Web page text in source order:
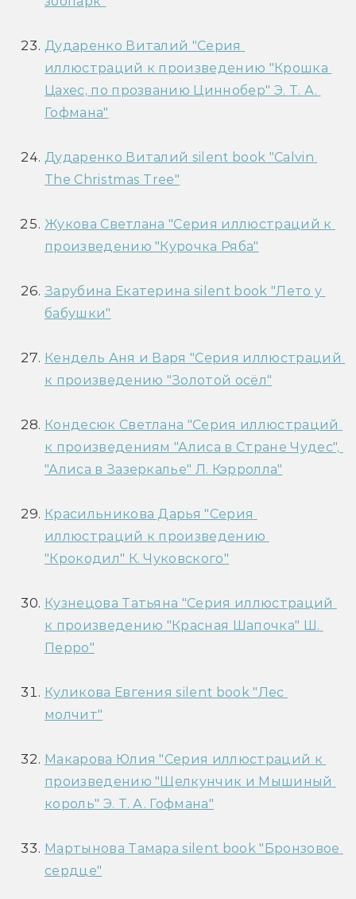
Дударенко Виталий "Серия
иллюстраций к произведению "Крошка
Цахес, по прозванию Циннобер" Э. Т. А.
Гофмана"
Дударенко Виталий silent book "Calvin
The Christmas Tree"
Жукова Светлана "Серия иллюстраций к
произведению "Курочка Ряба"
Зарубина Екатерина silent book "Лето у
бабушки"
Кендель Аня и Варя "Серия иллюстраций
к произведению "Золотой осёл"
Кондесюк Светлана "Серия иллюстраций
к произведениям "Алиса в Стране Чудес",
"Алиса в Зазеркалье" Л. Кэрролла"
Красильникова Дарья "Серия
иллюстраций к произведению
"Крокодил" К. Чуковского"
Кузнецова Татьяна "Серия иллюстраций
к произведению "Красная Шапочка" Ш.
Перро"
Куликова Евгения silent book "Лес
молчит"
Макарова Юлия "Серия иллюстраций к
произведению "Щелкунчик и Мышиный
король" Э. Т. А. Гофмана"
Мартынова Тамара silent book "Бронзовое
сердце"